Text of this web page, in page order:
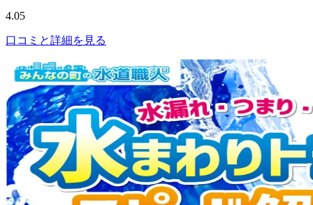
4.05
口コミと詳細を見る